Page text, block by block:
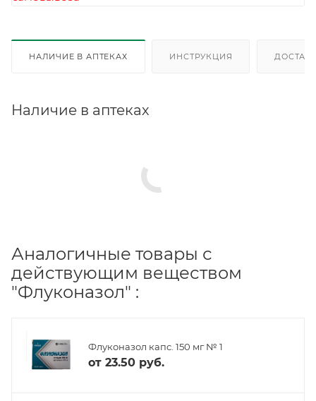
НАЛИЧИЕ В АПТЕКАХ ИНСТРУКЦИЯ
Наличие в аптеках
Аналогичные товары с
действующим веществом
"Флуконазол" :
Флуконазол капс. 150 мг № 1
от 23.50 руб.